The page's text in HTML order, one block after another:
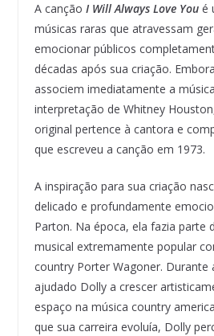
A canção I Will Always Love Youé
músicas raras que atravessam
emocionar públicos
décadas após sua criação.
associem imediatamente a
interpretação de Whitney
original pertence à cantora e
que escreveu a canção em 1973.
A inspiração para sua criação
delicado e profundamente
Parton. Na época, ela fazia parte
musical extremamente popular
country Porter Wagoner. Durante
ajudado Dolly a crescer
espaço na música country
que sua carreira evoluía, Dolly